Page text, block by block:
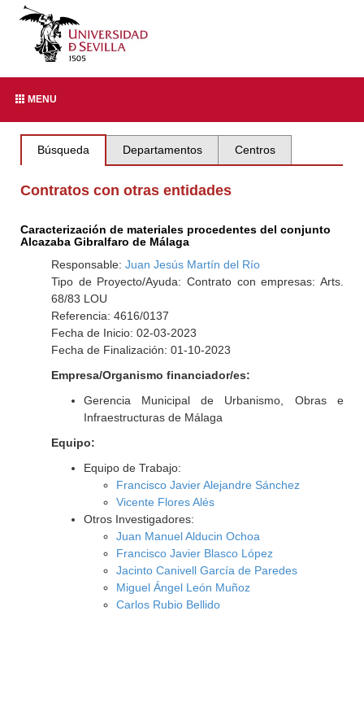
MENU
Búsqueda Departamentos Centros
Contratos con otras entidades
Caracterización de materiales procedentes del conjunto
Alcazaba Gibralfaro de Málaga
Responsable: Juan Jesús Martín del Río
Tipo de Proyecto/Ayuda: Contrato con empresas: Arts.
68/83 LOU
Referencia: 4616/0137
Fecha de Inicio: 02-03-2023
Fecha de Finalización: 01-10-2023
Empresa/Organismo financiador/es:
Gerencia Municipal de Urbanismo, Obras e
Infraestructuras de Málaga
Equipo:
Equipo de Trabajo:
Francisco Javier Alejandre Sánchez
Vicente Flores Alés
Otros Investigadores:
Juan Manuel Alducin Ochoa
Francisco Javier Blasco López
Jacinto Canivell García de Paredes
Miguel Ángel León Muñoz
Carlos Rubio Bellido